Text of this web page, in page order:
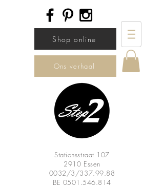
Shop online
Ons verhaal
Stationsstraat 107
2910 Essen
0032/3/337.99.88
BE 0501.546.814